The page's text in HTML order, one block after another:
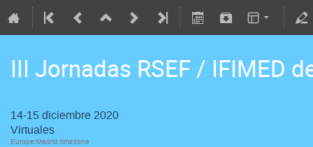
III Jornadas RSEF / IFIMED
14-15 diciembre 2020
Virtuales
Europe/Madrid timezone